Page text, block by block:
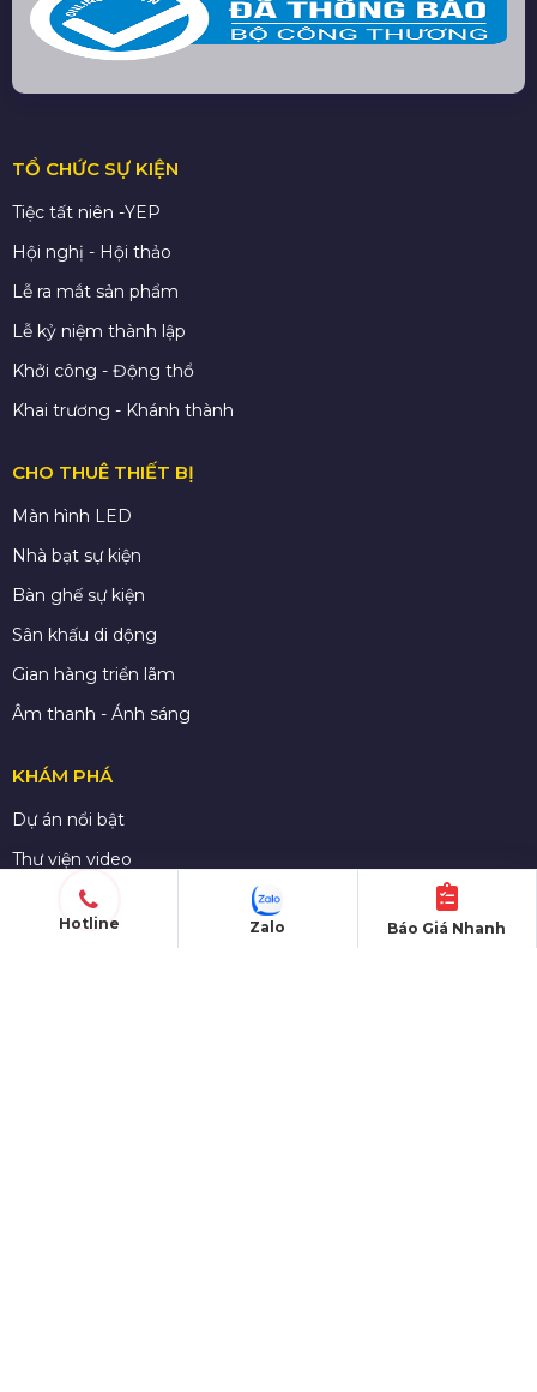
TỔ CHỨC SỰ KIỆN
Tiệc tất niên -YEP
Hội nghị - Hội thảo
Lễ ra mắt sản phẩm
Lễ kỷ niệm thành lập
Khởi công - Động thổ
Khai trương - Khánh thành
CHO THUÊ THIẾT BỊ
Màn hình LED
Nhà bạt sự kiện
Bàn ghế sự kiện
Sân khấu di dộng
Gian hàng triển lãm
Âm thanh - Ánh sáng
KHÁM PHÁ
Dự án nổi bật
Thư viện video
Dịch vụ báo giá nhanh
Hotline Báo Giá Nhanh
Zalo